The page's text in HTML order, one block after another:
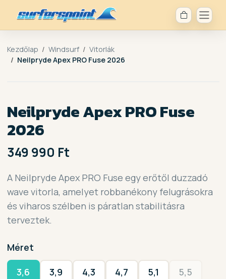
Kezdőlap Windsurf
Vitorlák
Neilpryde Apex PRO Fuse 2026
Neilpryde Apex PRO Fuse
2026
349 990 Ft
A Neilpryde Apex PRO Fuse egy erőtől duzzadó
wave vitorla, amelyet robbanékony felugrásokra
és viharos szélben is páratlan stabilitásra
terveztek.
Méret
3,6 3,9 4,3 4,7 5,1 5,5